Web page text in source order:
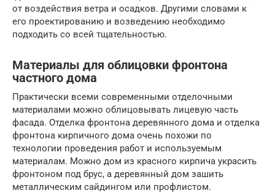
от воздействия ветра и осадков. Другими словами к
его проектированию и возведению необходимо
подходить со всей тщательностью.
Материалы для облицовки фронтона
частного дома
Практически всеми современными отделочными
материалами можно облицовывать лицевую часть
фасада. Отделка фронтона деревянного дома и отделка
фронтона кирпичного дома очень похожи по
технологии проведения работ и используемым
материалам. Можно дом из красного кирпича украсить
фронтоном под брус, а деревянный дом зашить
металлическим сайдингом или профлистом.